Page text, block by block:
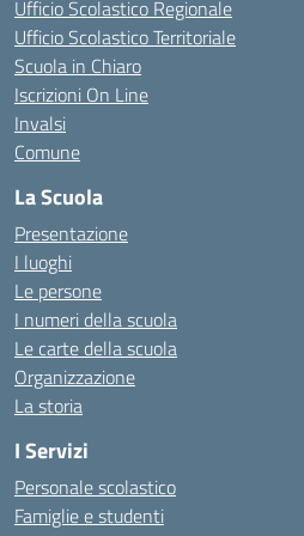
Ufficio Scolastico Regionale
Ufficio Scolastico Territoriale
Scuola in Chiaro
Iscrizioni On Line
Invalsi
Comune
La Scuola
Presentazione
I luoghi
Le persone
I numeri della scuola
Le carte della scuola
Organizzazione
La storia
I Servizi
Personale scolastico
Famiglie e studenti